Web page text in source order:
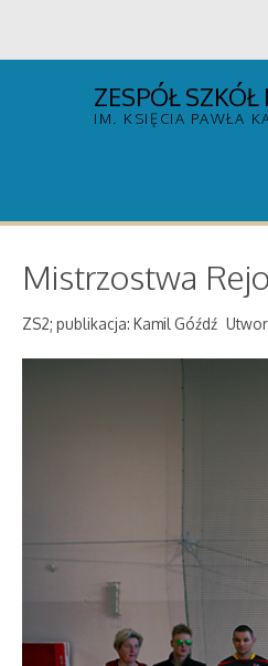
ZESPÓŁ
IM. KSIĘCIA PAWŁA
Mistrzostwa
ZS2; publikacja: Kamil Góźdź